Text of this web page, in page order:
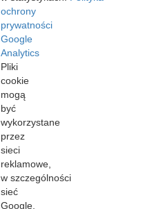
ochrony
prywatności
Google
Analytics
Pliki
cookie
mogą
być
wykorzystane
przez
sieci
reklamowe,
w szczególności
sieć
Google,